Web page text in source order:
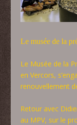
Le musée de la
Le Musée de la
en Vercors,
renouvellement
Retour avec
au MPV, sur le